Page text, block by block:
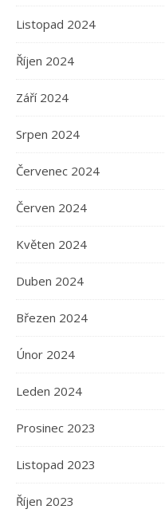
Listopad 2024
Říjen 2024
Září 2024
Srpen 2024
Červenec 2024
Červen 2024
Květen 2024
Duben 2024
Březen 2024
Únor 2024
Leden 2024
Prosinec 2023
Listopad 2023
Říjen 2023